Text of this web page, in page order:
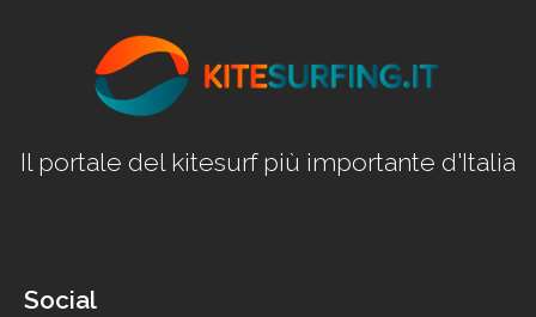
Il portale del kitesurf più importante d'Italia
Social